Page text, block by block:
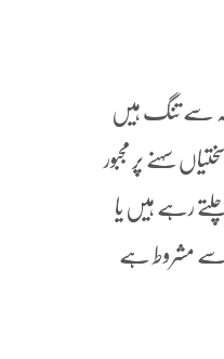
سے تنگ ہیں
سہنے پر مجبور
رہے ہیں یا
سے مشروط ہے